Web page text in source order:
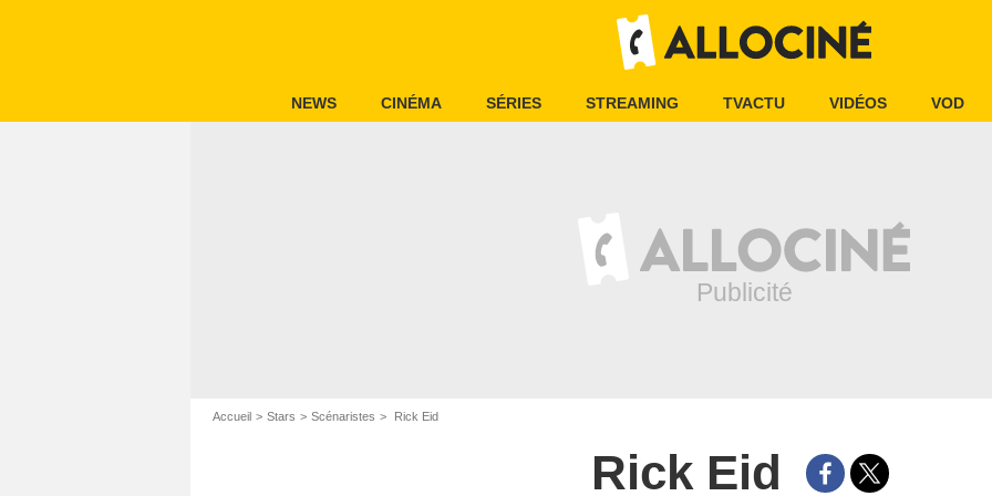
NEWS CINÉMA SÉRIES STREAMING TVACTU VIDÉOS VOD
Accueil Stars Scénaristes Rick Eid
Rick Eid